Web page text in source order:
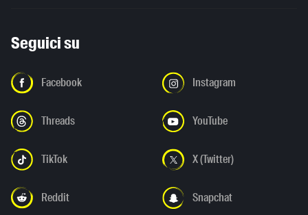
Seguici su
Facebook Instagram
Threads YouTube
TikTok X (Twitter)
Reddit Snapchat